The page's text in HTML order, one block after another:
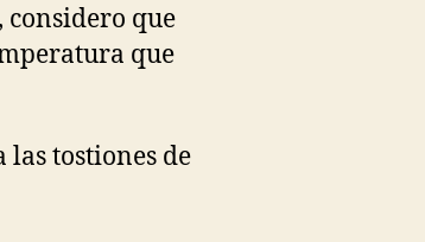
considero que
que
las tostiones de